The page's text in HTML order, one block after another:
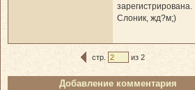
зарегистрирована.
Слоник, жд?м;)
стр. из 2
Добавление комментария